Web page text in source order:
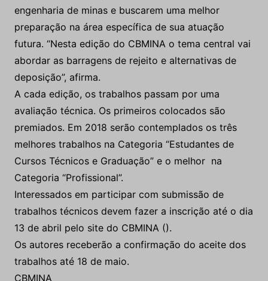
engenharia de minas e buscarem uma melhor
preparação na área específica de sua atuação
futura. “Nesta edição do CBMINA o tema central vai
abordar as barragens de rejeito e alternativas de
deposição”, afirma.
A cada edição, os trabalhos passam por uma
avaliação técnica. Os primeiros colocados são
premiados. Em 2018 serão contemplados os três
melhores trabalhos na Categoria “Estudantes de
Cursos Técnicos e Graduação” e o melhor na
Categoria “Profissional”.
Interessados em participar com submissão de
trabalhos técnicos devem fazer a inscrição até o dia
13 de abril pelo site do CBMINA ().
Os autores receberão a confirmação do aceite dos
trabalhos até 18 de maio.
CBMINA